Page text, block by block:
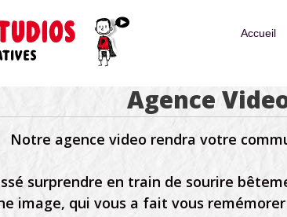
Menu
Accueil
Agence
Notre agence video rendra votre
surprendre en train de sourire
image, qui vous a fait vous